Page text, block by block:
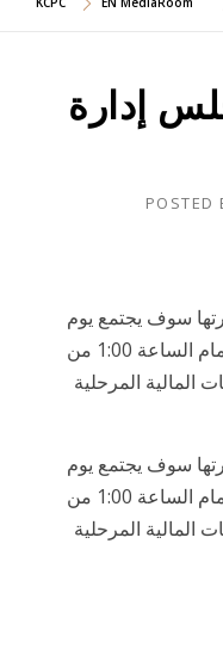
إدارة
POSTED
سوف يجتمع يوم
الثلاثاء الموافق 6/11/2018 في تمام الساعة 1:00 من
المالية المرحلية
سوف يجتمع يوم
الثلاثاء الموافق 6/11/2018 في تمام الساعة 1:00 من
المالية المرحلية